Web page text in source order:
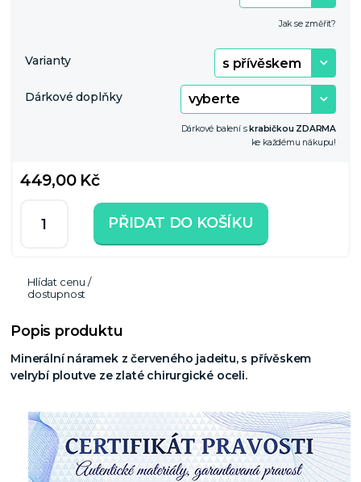
Jak se změřit?
Varianty
Dárkové doplňky
Dárkové balení skrabičkou ZDARMA
ke každému nákupu!
449,00 Kč
PŘIDAT DO KOŠÍKU
Hlídat cenu /
dostupnost
Popis produktu
Minerální náramek z červeného jadeitu, s přívěskem
velrybí ploutve ze zlaté chirurgické oceli.